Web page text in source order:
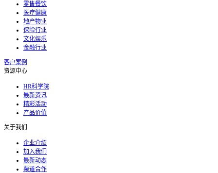
零售餐饮
医疗健康
地产物业
保险行业
文化娱乐
金融行业
客户案例
资源中心
HR科学院
最新资讯
精彩活动
产品价值
关于我们
企业介绍
加入我们
最新动态
渠道合作